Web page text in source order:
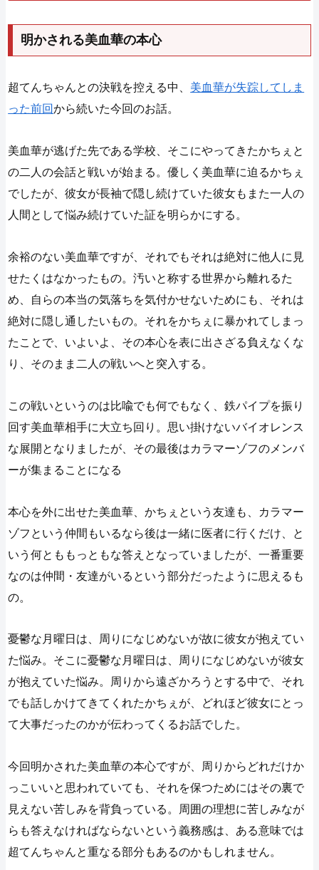
明かされる美血華の本心
超てんちゃんとの決戦を控える中、 美血華が失踪してしま
った前回から続いた今回のお話。
美血華が逃げた先である学校、そこにやってきたかちぇと
の二人の会話と戦いが始まる。優しく美血華に迫るかちぇ
でしたが、彼女が長袖で隠し続けていた彼女もまた一人の
人間として悩み続けていた証を明らかにする。
余裕のない美血華ですが、それでもそれは絶対に他人に見
せたくはなかったもの。汚いと称する世界から離れるた
め、自らの本当の気落ちを気付かせないためにも、それは
絶対に隠し通したいもの。それをかちぇに暴かれてしまっ
たことで、いよいよ、その本心を表に出さざる負えなくな
り、そのまま二人の戦いへと突入する。
この戦いというのは比喩でも何でもなく、鉄パイプを振り
回す美血華相手に大立ち回り。思い掛けないバイオレンス
な展開となりましたが、その最後はカラマーゾフのメンバ
ーが集まることになる
本心を外に出せた美血華、かちぇという友達も、カラマー
ゾフという仲間もいるなら後は一緒に医者に行くだけ、と
いう何とももっともな答えとなっていましたが、一番重要
なのは仲間・友達がいるという部分だったように思えるも
の。
憂鬱な月曜日は、周りになじめないが故に彼女が抱えてい
た悩み。そこに憂鬱な月曜日は、周りになじめないが彼女
が抱えていた悩み。周りから遠ざかろうとする中で、それ
でも話しかけてきてくれたかちぇが、どれほど彼女にとっ
て大事だったのかが伝わってくるお話でした。
今回明かされた美血華の本心ですが、周りからどれだけか
っこいいと思われていても、それを保つためにはその裏で
見えない苦しみを背負っている。周囲の理想に苦しみなが
らも答えなければならないという義務感は、ある意味では
超てんちゃんと重なる部分もあるのかもしれません。